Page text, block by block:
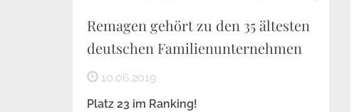
Remagen gehört zu den 35 ältesten
deutschen Familienunternehmen
10.06.2019
Platz 23 im Ranking!